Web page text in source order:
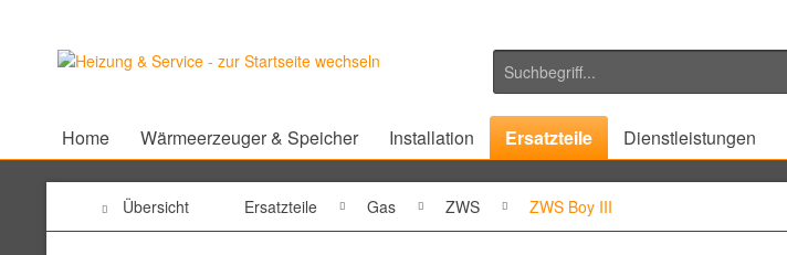
Home Wärmeerzeuger & Speicher Installation Ersatzteile Dienstleistungen
Übersicht Ersatzteile Gas ZWS ZWS Boy III